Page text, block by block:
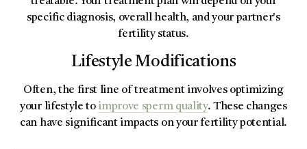
specific diagnosis, overall health, and your partner's
fertility status.
Lifestyle Modifications
Often, the first line of treatment involves optimizing
your lifestyle to improve sperm quality. These changes
can have significant impacts on your fertility potential.